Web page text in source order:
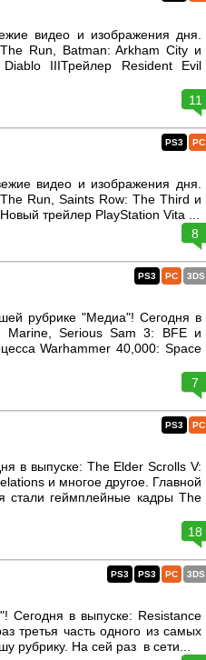
видео и изображения дня.
Run, Batman: Arkham City и
Diablo IIIТрейлер Resident Evil
11
PC
PS3
видео и изображения дня.
Run, Saints Row: The Third и
трейлер PlayStation Vita ...
8
3DS
PC
PS3
рубрике "Медиа"! Сегодня в
Marine, Serious Sam 3: BFE и
Warhammer 40,000: Space
7
PC
PS3
в выпуске: The Elder Scrolls V:
и многое другое. Главной
стали геймплейные кадры The
18
3DS
PC
PS3
PS3
в выпуске: Resistance
третья часть одного из самых
рубрику. На сей раз в сети...